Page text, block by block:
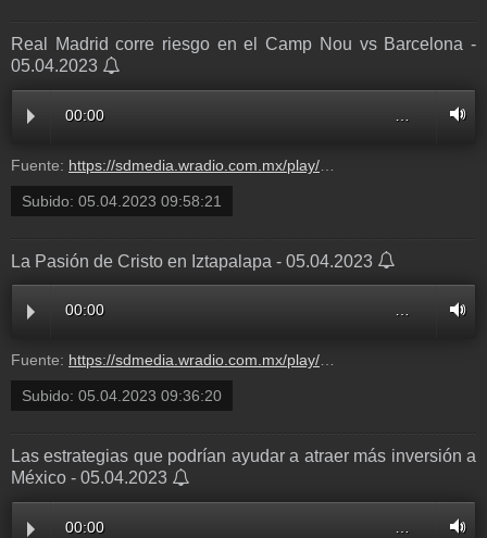
Real Madrid corre riesgo en el Camp Nou vs Barcelona -
05.04.2023
00:00
Fuente: https://sdmedia.wradio.com.mx/play/audios/2023/4/5/111RD010000000135621.mp3
Subido: 05.04.2023 09:58:21
La Pasión de Cristo en Iztapalapa - 05.04.2023
00:00 …
Fuente: https://sdmedia.wradio.com.mx/play/audios/2023/4/5/111RD010000000135620.mp3
Subido: 05.04.2023 09:36:20
Las estrategias que podrían ayudar a atraer más inversión a
México - 05.04.2023
00:00